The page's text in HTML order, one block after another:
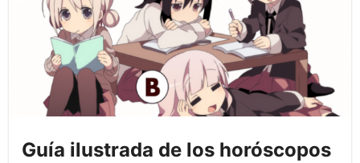
Guía ilustrada de los horóscopos